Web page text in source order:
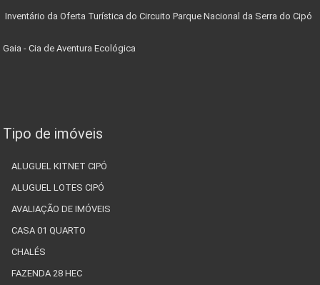
Inventário da Oferta Turística do Circuito Parque Nacional da Serra do Cipó
Gaia - Cia de Aventura Ecológica
Tipo de imóveis
ALUGUEL KITNET CIPÓ
ALUGUEL LOTES CIPÓ
AVALIAÇÃO DE IMÓVEIS
CASA 01 QUARTO
CHALÉS
FAZENDA 28 HEC